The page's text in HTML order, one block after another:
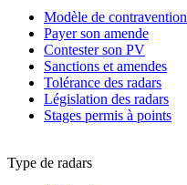
Modèle de contravention
Payer son amende
Contester son PV
Sanctions et amendes
Tolérance des radars
Législation des radars
Stages permis à points
Type de radars